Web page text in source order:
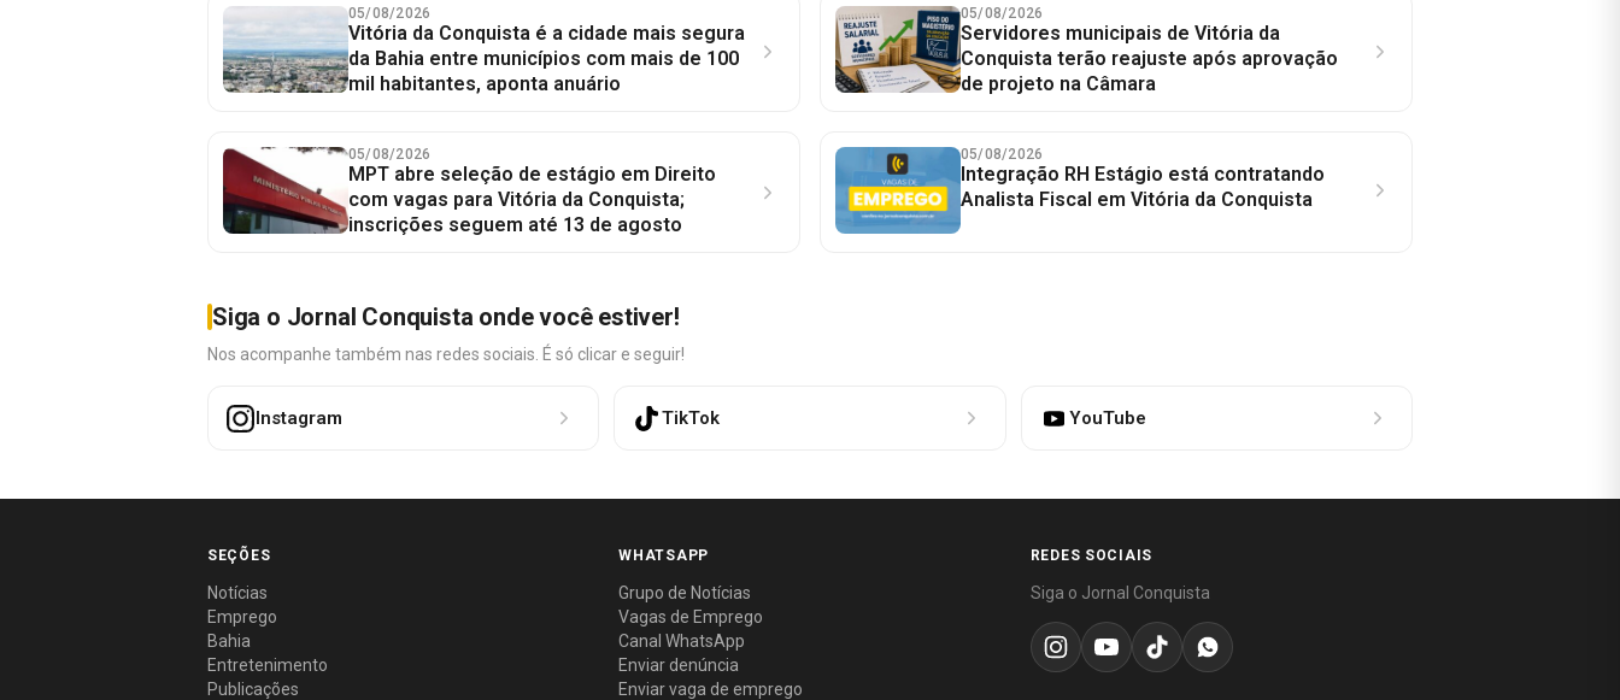
05/08/2026
Vitória da Conquista é a cidade mais segura
da Bahia entre municípios com mais de 100
mil habitantes, aponta anuário
05/08/2026
Servidores municipais de Vitória da
Conquista terão reajuste após aprovação
de projeto na Câmara
05/08/2026
MPT abre seleção de estágio em Direito
com vagas para Vitória da Conquista;
inscrições seguem até 13 de agosto
05/08/2026
Integração RH Estágio está contratando
Analista Fiscal em Vitória da Conquista
Siga o Jornal Conquista onde você estiver!
Nos acompanhe também nas redes sociais. É só clicar e seguir!
Instagram TikTok YouTube
SEÇÕES
Notícias
Emprego
Bahia
Entretenimento
Publicações
WHATSAPP
Grupo de Notícias
Vagas de Emprego
Canal WhatsApp
Enviar denúncia
Enviar vaga de emprego
REDES SOCIAIS
Siga o Jornal Conquista